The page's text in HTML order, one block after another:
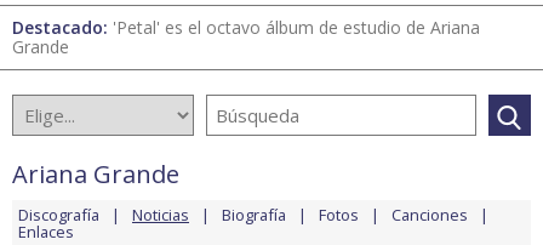
Destacado: 'Petal' es el octavo álbum de estudio de Ariana
Grande
Ariana Grande
Discografía Noticias Biografía Fotos Canciones
Enlaces